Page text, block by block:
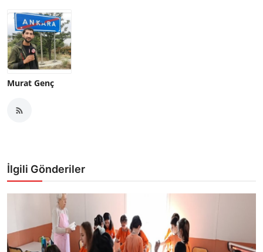
Murat Genç
İlgili Gönderiler